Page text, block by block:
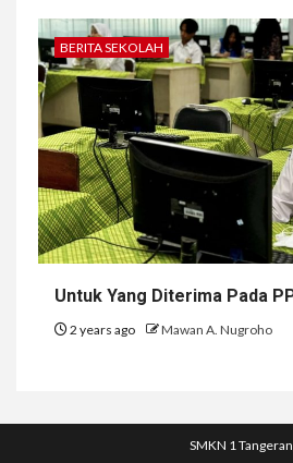
BERITA SEKOLAH
Untuk Yang Diterima Pada
2 years ago Mawan A. Nugroho